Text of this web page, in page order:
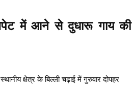
में आने से दुधारू गाय की
क्षेत्र के बिल्ली चढ़ाई में गुरुवार दोपहर